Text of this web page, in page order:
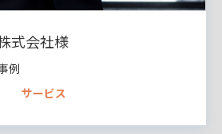
式会社様
例
サービス